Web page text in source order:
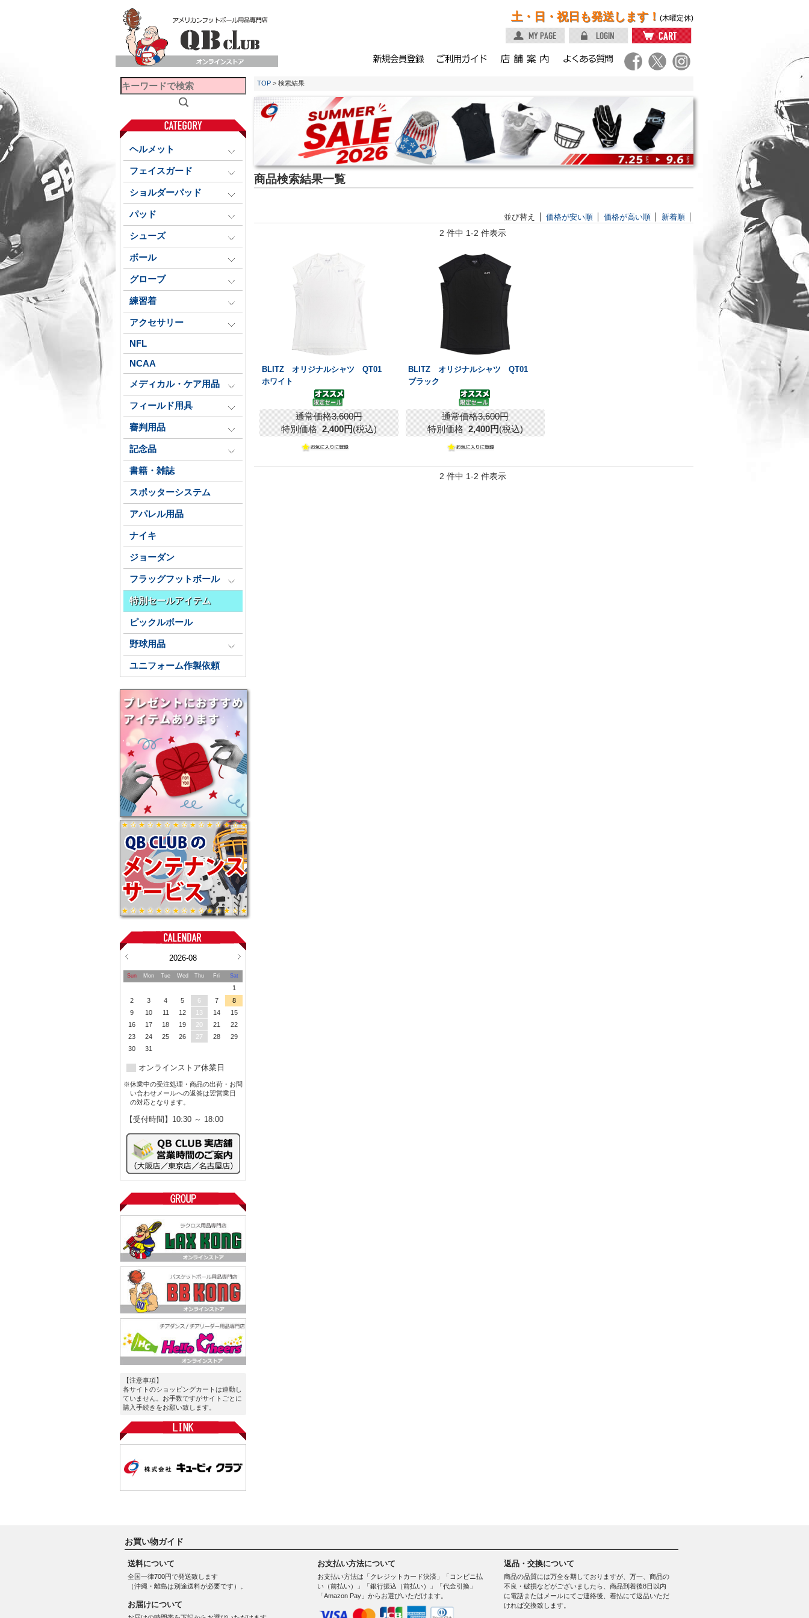
土・日・祝日も発送します！ (木曜定休)
ヘルメット
フェイスガード
ショルダーパッド
パッド
シューズ
ボール
グローブ
練習着
アクセサリー
NFL
NCAA
メディカル・ケア用品
フィールド用具
審判用品
記念品
書籍・雑誌
スポッターシステム
アパレル用品
ナイキ
ジョーダン
フラッグフットボール
特別セールアイテム
ピックルボール
野球用品
ユニフォーム作製依頼
2026-08
Sun Mon Tue Wed Thu Fri Sat
1
2
3 4 5 6 7
8
9
10 11 12 13 14
15
16
17 18 19 20 21
22
23
24 25 26 27 28
29
30
31
オンラインストア休業日
※休業中の受注処理・商品の出荷・お問
い合わせメールへの返答は翌営業日
の対応となります。
【受付時間】10:30 ～ 18:00
【注意事項】
各サイトのショッピングカートは連動し
ていません。お手数ですがサイトごとに
購入手続きをお願い致します。
TOP > 検索結果
商品検索結果一覧
並び替え 価格が安い順 価格が高い順 新着順
2 件中 1-2 件表示
BLITZ オリジナルシャツ QT01
ホワイト
通常価格3,600円
特別価格 2,400円(税込)
BLITZ オリジナルシャツ QT01
ブラック
通常価格3,600円
特別価格 2,400円(税込)
2 件中 1-2 件表示
お買い物ガイド
送料について
全国一律700円で発送致します
（沖縄・離島は別途送料が必要です）。
お届けについて
お支払い方法について
お支払い方法は「クレジットカード決済」「コンビニ払
い（前払い）」「銀行振込（前払い）」「代金引換」
「Amazon Pay」からお選びいただけます。
返品・交換について
商品の品質には万全を期しておりますが、万一、商品の
不良・破損などがございましたら、商品到着後8日以内
に電話またはメールにてご連絡後、着払にて返品いただ
ければ交換致します。